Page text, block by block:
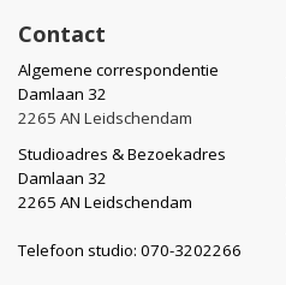
Contact
Algemene correspondentie
Damlaan 32
2265 AN Leidschendam
Studioadres & Bezoekadres
Damlaan 32
2265 AN Leidschendam
Telefoon studio: 070-3202266